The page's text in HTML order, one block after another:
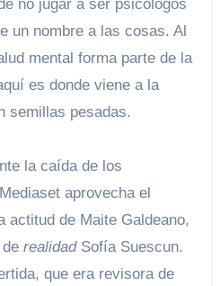
no jugar a ser psicólogos
un nombre a las cosas. Al
mental forma parte de la
es donde viene a la
semillas pesadas.
la caída de los
aprovecha el
actitud de Maite Galdeano,
realidadSofía Suescun.
que era revisora ​​de